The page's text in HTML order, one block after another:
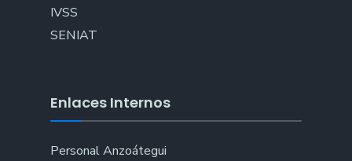
IVSS
SENIAT
Enlaces Internos
Personal Anzoátegui